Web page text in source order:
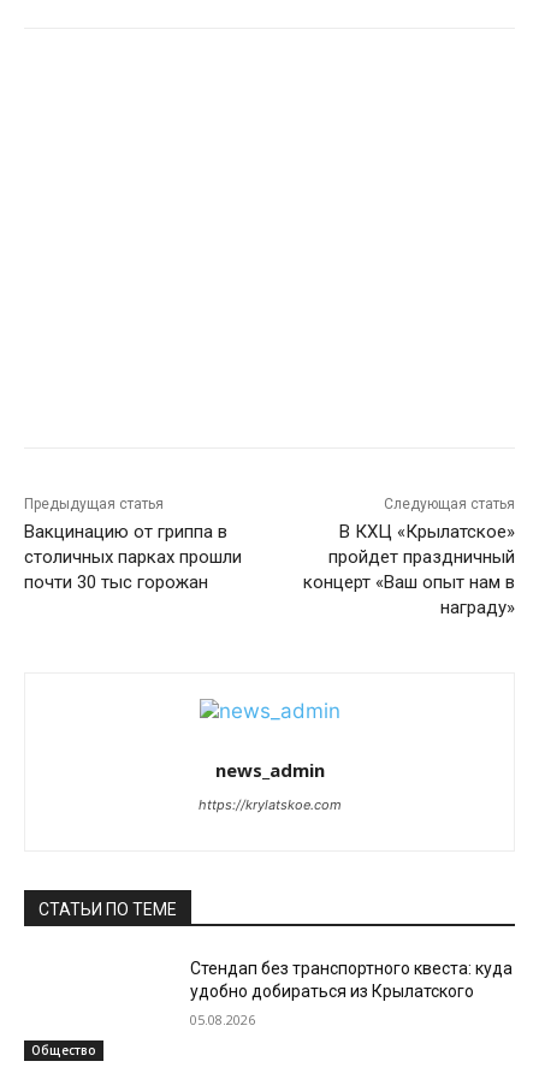
Предыдущая статья
Вакцинацию от гриппа в
столичных парках прошли
почти 30 тыс горожан
Следующая статья
В КХЦ «Крылатское»
пройдет праздничный
концерт «Ваш опыт нам в
награду»
news_admin
https://krylatskoe.com
СТАТЬИ ПО ТЕМЕ
Общество
Стендап без транспортного квеста: куда
удобно добираться из Крылатского
05.08.2026